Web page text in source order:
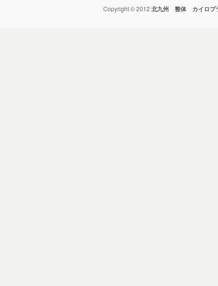
Copyright © 2012北九州 整体 カイロプ